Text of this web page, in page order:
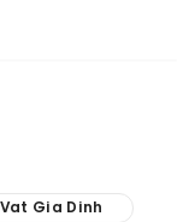
Vat Gia Dinh